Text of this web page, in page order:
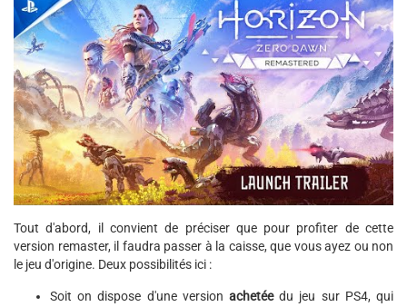
Tout d'abord, il convient de préciser que pour profiter de cette
version remaster, il faudra passer à la caisse, que vous ayez ou non
le jeu d'origine. Deux possibilités ici :
Soit on dispose d'une version achetéedu jeu sur PS4, qui